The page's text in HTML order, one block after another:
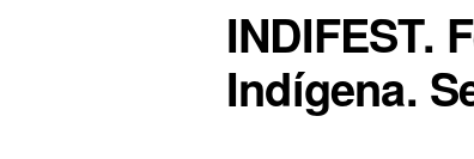
INDIFEST.
Indígena.